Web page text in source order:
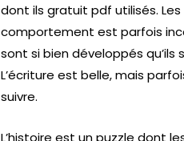
dont ils gratuit pdf utilisés.
comportement est parfois
sont si bien développés qu’ils
L’écriture est belle, mais
suivre.
L’histoire est un puzzle dont